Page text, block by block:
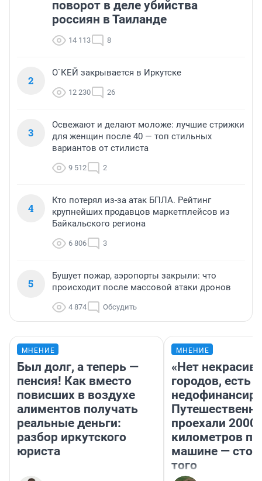
поворот в деле убийства
россиян в Таиланде
14 113 8
2
О`КЕЙ закрывается в Иркутске
12 230 26
3
Освежают и делают моложе: лучшие стрижки
для женщин после 40 — топ стильных
вариантов от стилиста
9 512 2
4
Кто потерял из-за атак БПЛА. Рейтинг
крупнейших продавцов маркетплейсов из
Байкальского региона
6 806 3
5
Бушует пожар, аэропорты закрыли: что
происходит после массовой атаки дронов
4 874 Обсудить
МНЕНИЕ
Был долг, а теперь —
пенсия! Как вместо
повисших в воздухе
алиментов получать
реальные деньги:
разбор иркутского
юриста
МНЕНИЕ
«Нет
городов, есть
проехали 2000
километров по
машине —
того